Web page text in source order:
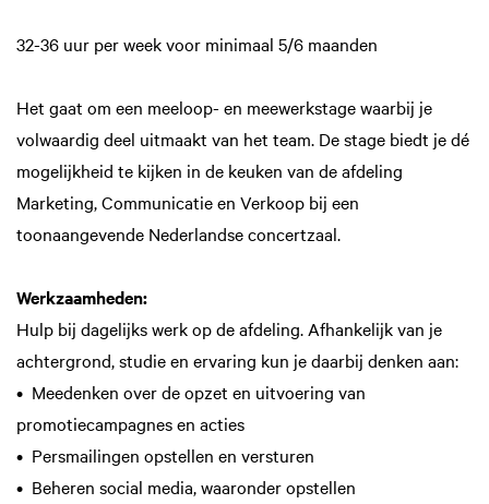
32-36 uur per week voor minimaal 5/6 maanden
Het gaat om een meeloop- en meewerkstage waarbij je
volwaardig deel uitmaakt van het team. De stage biedt je dé
mogelijkheid te kijken in de keuken van de afdeling
Marketing, Communicatie en Verkoop bij een
toonaangevende Nederlandse concertzaal.
Werkzaamheden:
Hulp bij dagelijks werk op de afdeling. Afhankelijk van je
achtergrond, studie en ervaring kun je daarbij denken aan:
• Meedenken over de opzet en uitvoering van
promotiecampagnes en acties
• Persmailingen opstellen en versturen
• Beheren social media, waaronder opstellen